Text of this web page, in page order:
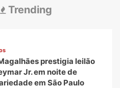
Trending
prestigia leilão
Jr. em noite de
em São Paulo